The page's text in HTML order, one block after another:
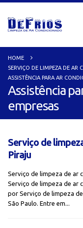
HOME
SERVIÇO DE LIMPEZA DE
ASSISTÊNCIA PARA AR
Assistência
empresas
Serviço de
Piraju
Serviço de limpeza de ar
Serviço de limpeza de ar
por Serviço de limpeza
São Paulo. Entre em...